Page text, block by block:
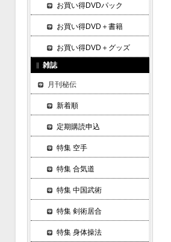
お買い得DVDパック
お買い得DVD＋書籍
お買い得DVD＋グッズ
雑誌
月刊秘伝
新着順
定期購読申込
特集 空手
特集 合気道
特集 中国武術
特集 剣術居合
特集 身体操法